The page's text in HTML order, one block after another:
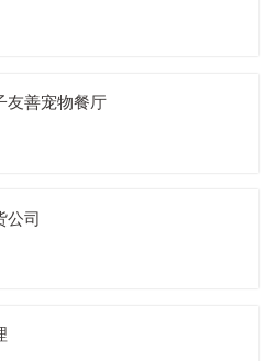
友善宠物餐厅
公司